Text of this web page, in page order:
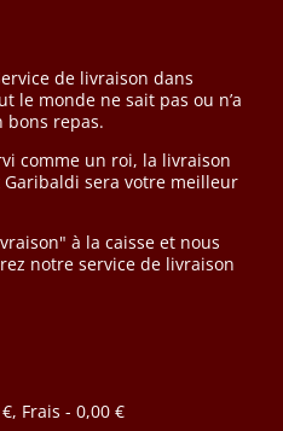
de livraison dans
le monde ne sait pas ou n’a
bons repas.
comme un roi, la livraison
sera votre meilleur
à la caisse et nous
notre service de livraison
Frais - 0,00 €